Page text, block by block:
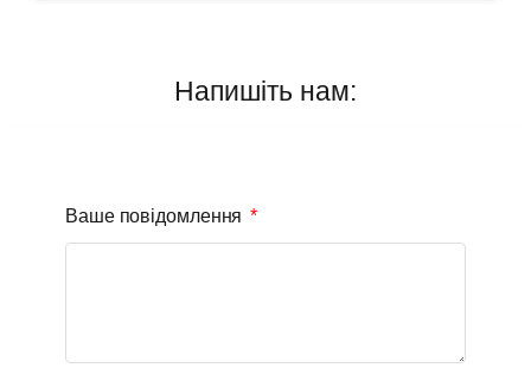
Напишіть нам:
Ваше повідомлення